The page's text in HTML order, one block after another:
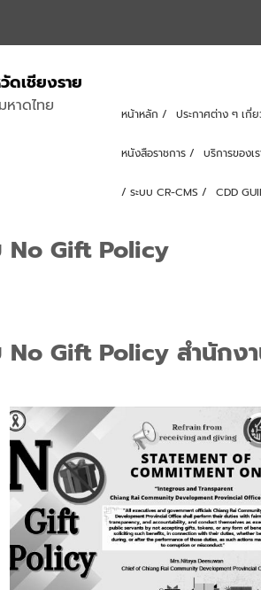
เชียงราย
าดไทย หน้าหลัก / ประกาศต่าง ๆ เกี่
หนังสือราชการ / บริการของเ
/ ระบบ CR-CMS / CDD
No Gift Policy
No Gift Policy สำนัก